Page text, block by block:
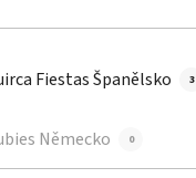
Fiestas Španělsko 3
Německo 0